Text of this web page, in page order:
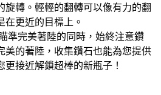
旋轉。輕輕的翻轉可以像有力的翻
在更近的目標上。
準完美著陸的同時，始終注意鑽
美的著陸，收集鑽石也能為您提供
更接近解鎖超棒的新瓶子！